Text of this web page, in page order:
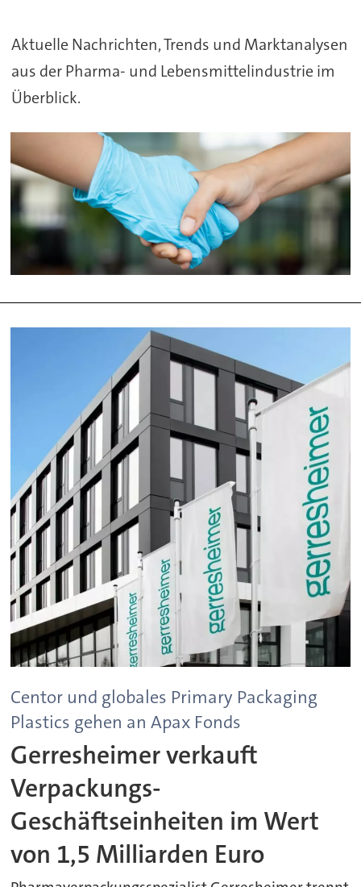
Lebensmittelindustrie
Aktuelle Nachrichten, Trends und Marktanalysen
aus der Pharma- und Lebensmittelindustrie im
Überblick.
Centor und globales Primary Packaging
Plastics gehen an Apax Fonds
Gerresheimer verkauft
Verpackungs-
Geschäftseinheiten im Wert
von 1,5 Milliarden Euro